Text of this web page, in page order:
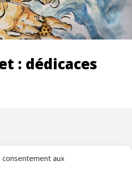
consentement aux
: dédicaces